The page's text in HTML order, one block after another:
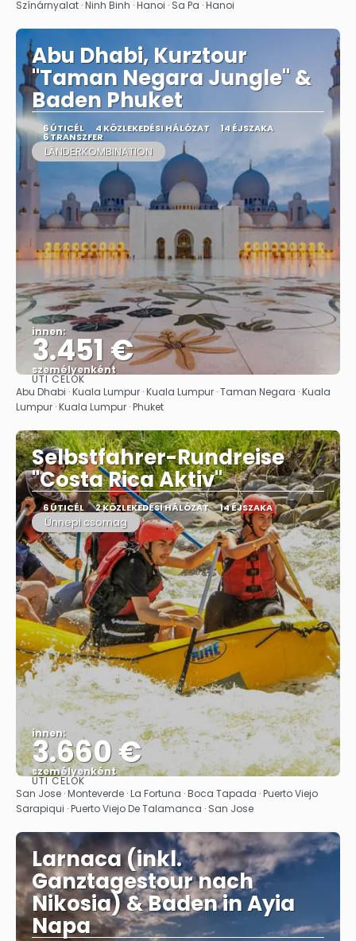
Színárnyalat · Ninh Binh · Hanoi · Sa Pa · Hanoi
Abu Dhabi, Kurztour
"Taman Negara Jungle" &
Baden Phuket
6 ÚTICÉL 4 KÖZLEKEDÉSI HÁLÓZAT 14 ÉJSZAKA
6 TRANSZFER
LÄNDERKOMBINATION
innen:
3.451 €
személyenként
Megnézem
ÚTI CÉLOK
Abu Dhabi · Kuala Lumpur · Kuala Lumpur · Taman Negara · Kuala
Lumpur · Kuala Lumpur · Phuket
Selbstfahrer-Rundreise
"Costa Rica Aktiv"
6 ÚTICÉL 2 KÖZLEKEDÉSI HÁLÓZAT 14 ÉJSZAKA
Ünnepi csomag
innen:
3.660 €
személyenként
Megnézem
ÚTI CÉLOK
San Jose · Monteverde · La Fortuna · Boca Tapada · Puerto Viejo
Sarapiqui · Puerto Viejo De Talamanca · San Jose
Larnaca (inkl.
Ganztagestour nach
Nikosia) & Baden in Ayia
Napa